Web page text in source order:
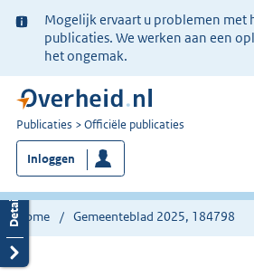
Ter
informatie:
Mogelijk ervaart u problemen met
publicaties. We werken aan een
het ongemak.
U
bent
nu
hier:
Publicaties Officiële publicaties
Inloggen
Home Gemeenteblad 2025, 184798